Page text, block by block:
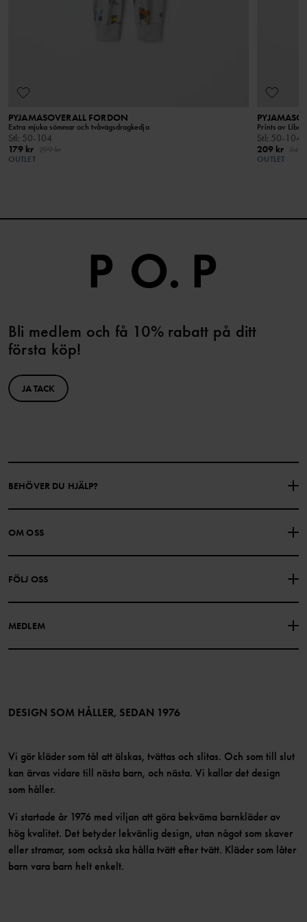
PYJAMASOVERALL FORDON
Extra mjuka sömmar och tvåvägsdragkedja
Stl: 50-104
179 kr
OUTLET
Prints av
Stl: 50-104
209 kr
OUTLET
Bli medlem och få 10% rabatt på ditt
första köp!
JA TACK
BEHÖVER DU HJÄLP?
KONTAKTA OSS
PRESENTKORTSALDO KÖPVILLKOR
INTEGRITETSPOLICY
OM OSS
FÖLJ OSS
MEDLEM
Bli medlem
DESIGN SOM HÅLLER, SEDAN 1976
Vi gör kläder som tål att älskas, tvättas och slitas. Och som till slut
kan ärvas vidare till nästa barn, och nästa. Vi kallar det design
som håller.
Vi startade år 1976 med viljan att göra bekväma barnkläder av
hög kvalitet. Det betyder lekvänlig design, utan något som skaver
eller stramar, som också ska hålla tvätt efter tvätt. Kläder som låter
barn vara barn helt enkelt.